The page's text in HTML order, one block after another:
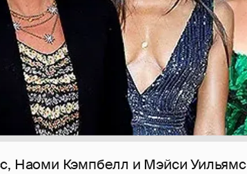
Наоми Кэмпбелл и Мэйси Уильямс